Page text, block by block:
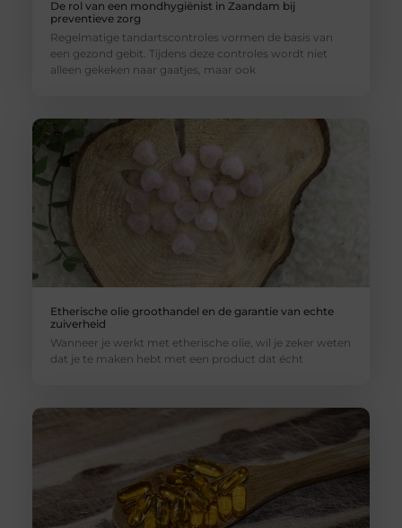
De rol van een mondhygiënist in Zaandam bij
preventieve zorg
Regelmatige tandartscontroles vormen de basis van
een gezond gebit. Tijdens deze controles wordt niet
alleen gekeken naar gaatjes, maar ook
Etherische olie groothandel en de garantie van echte
zuiverheid
Wanneer je werkt met etherische olie, wil je zeker weten
dat je te maken hebt met een product dat écht